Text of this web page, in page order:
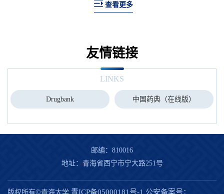
查看更多
友情链接
LINKS
中国药典（在线版） 国家药品监督管理局
邮编：810016
地址：青海省西宁市宁大路251号
版权所有©青海大学 青ICP备05000181号-1 公安备案号：